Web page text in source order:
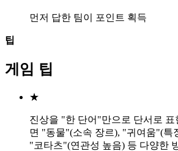
먼저 답한 팀이 포인트 획득
팁
게임 팁
★
진상을 "한 단어"만으로 단서로
면 "동물"(소속 장르), "귀여움"(특
"코타츠"(연관성 높음) 등 다양한